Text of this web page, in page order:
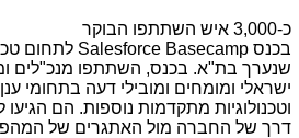
כ-3,000 איש השתתפו הבוקר
בכנס Salesforce Basecamp לתחום
שנערך בת"א. בכנס, השתתפו מנכ"לים
ישראלי ומומחים ומובילי דעה בתחומי
וטכנולוגיות מתקדמות נוספות. הם הגיעו
דרך של החברה מול האתגרים של